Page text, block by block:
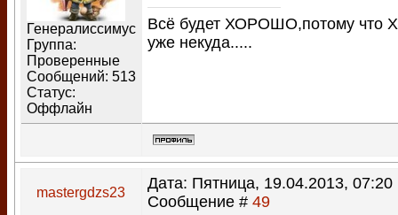
Генералиссимус
Группа:
Проверенные
Сообщений: 513
Статус:
Оффлайн
Всё будет ХОРОШО,потому что
уже некуда.....
mastergdzs23
Дата: Пятница, 19.04.2013, 07:20
Сообщение # 49